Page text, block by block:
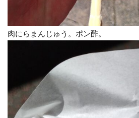
肉にらまんじゅう。ポン酢。